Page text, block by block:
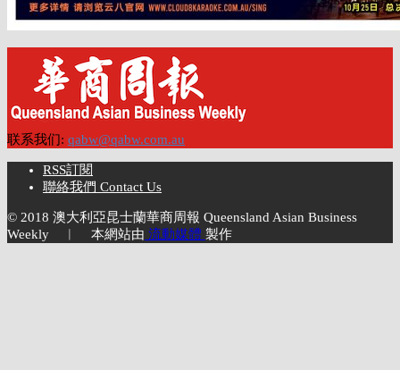
联系我们: qabw@qabw.com.au
RSS訂閱
聯絡我們 Contact Us
© 2018 澳大利亞昆士蘭華商周報 Queensland Asian Business
Weekly ︱ 本網站由 流動媒體 製作